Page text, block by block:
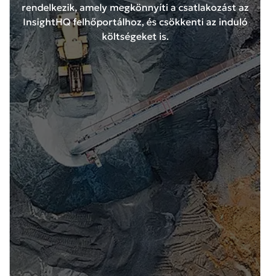
rendelkezik, amely megkönnyíti a csatlakozást az
InsightHQ felhőportálhoz, és csökkenti az induló
költségeket is.